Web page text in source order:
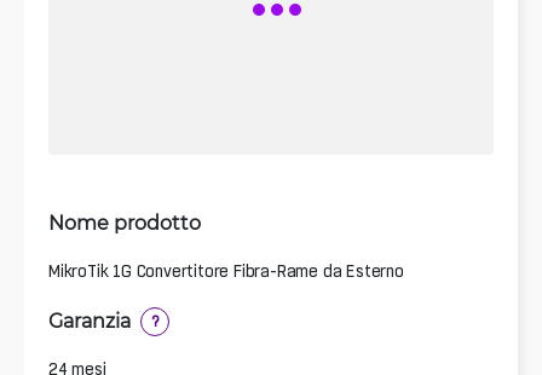
Nome prodotto
MikroTik 1G Convertitore Fibra-Rame da Esterno
Garanzia ?
24 mesi